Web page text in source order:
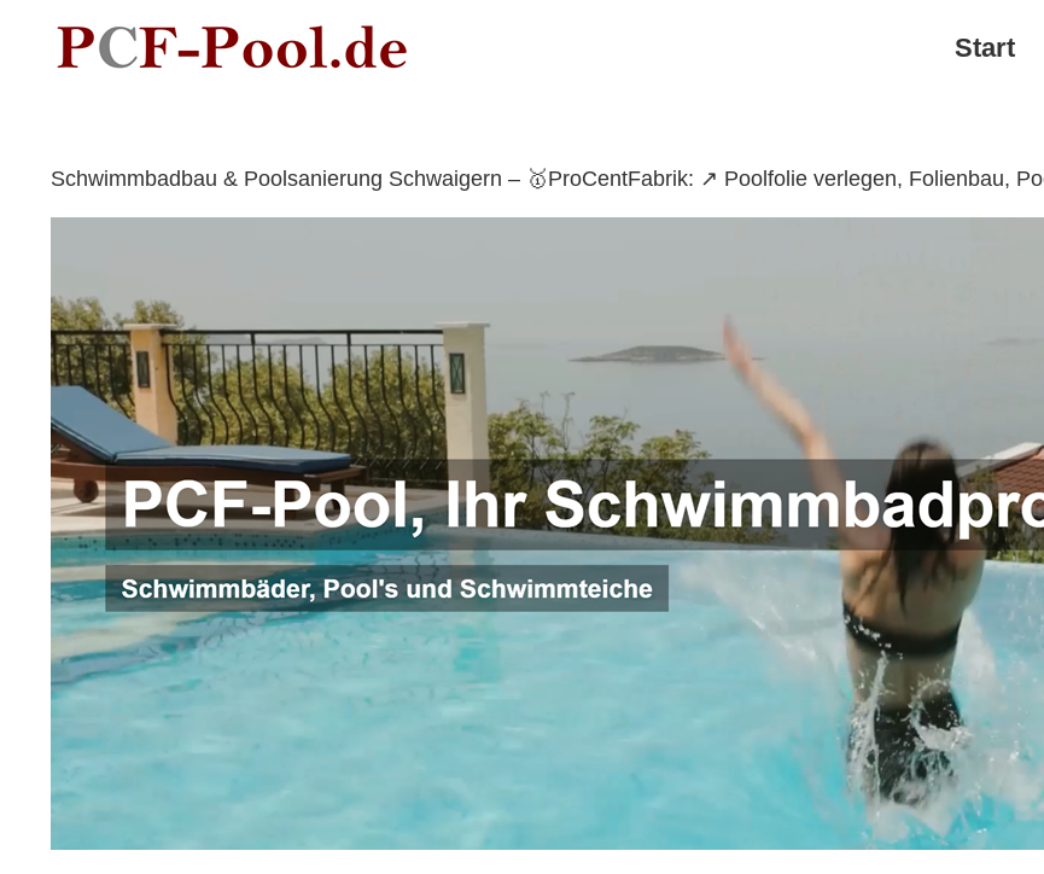
content
Start
Schwimmbadbau & Poolsanierung Schwaigern – 🥇ProCentFabrik: ↗️ Poolfolie verlegen, Folienbau,